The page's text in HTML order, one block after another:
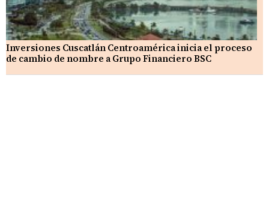
Inversiones Cuscatlán Centroamérica inicia el proceso
de cambio de nombre a Grupo Financiero BSC